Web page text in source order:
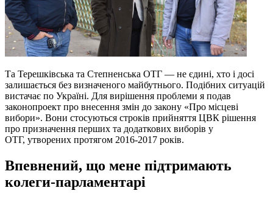
Та Терешківська та Степненська ОТГ — не єдині, хто і досі
залишається без визначеного майбутнього. Подібних ситуацій
вистачає по Україні. Для вирішення проблеми я подав
законопроект про внесення змін до закону «Про місцеві
вибори». Вони стосуються строків прийняття ЦВК рішення
про призначення перших та додаткових виборів у
ОТГ, утворених протягом 2016-2017 років.
Впевнений, що мене підтримають
колеги-парламентарі